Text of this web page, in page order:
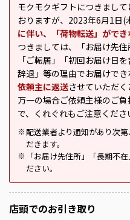
モクモクギフトにつきまし
おりますが、2023年6月1日(
に伴い、「荷物転送」ができ
つきましては、「お届け先住
「ご転居」「初回お届け日
辞退」等の理由でお届けでき
依頼主に返送させていただく
万一の場合ご依頼主様のご
で、くれぐれもご注意くださ
※ 配送業者より通知があり次
だきます。
※
「お届け先住所」「長期不
ださい。
店頭でのお引き取り